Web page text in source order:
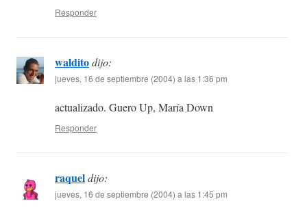
Responder
walditodijo:
jueves, 16 de septiembre (2004) a las 1:36 pm
actualizado. Guero Up, María Down
Responder
raqueldijo:
jueves, 16 de septiembre (2004) a las 1:45 pm